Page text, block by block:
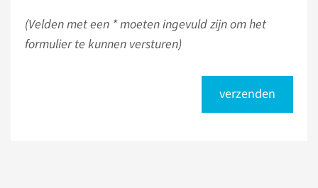
(Velden met een * moeten ingevuld zijn om het
formulier te kunnen versturen)
verzenden